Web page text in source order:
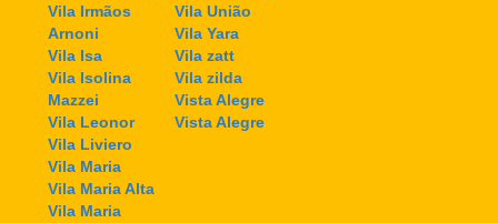
Vila Irmãos
Arnoni
Vila Isa
Vila Isolina
Mazzei
Vila Leonor
Vila Liviero
Vila Maria
Vila Maria Alta
Vila Maria
Vila União
Vila Yara
Vila zatt
Vila zilda
Vista Alegre
Vista Alegre